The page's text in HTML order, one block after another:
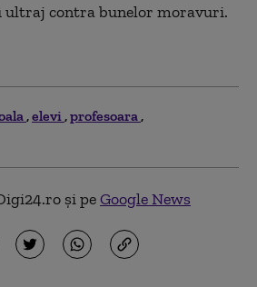
ultraj contra bunelor moravuri.
elevi profesoara
și peGoogle News